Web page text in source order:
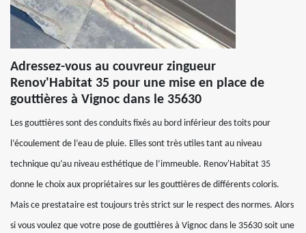
Adressez-vous au couvreur zingueur
Renov'Habitat 35 pour une mise en place de
gouttières à Vignoc dans le 35630
Les gouttières sont des conduits fixés au bord inférieur des toits pour
l’écoulement de l’eau de pluie. Elles sont très utiles tant au niveau
technique qu’au niveau esthétique de l’immeuble. Renov'Habitat 35
donne le choix aux propriétaires sur les gouttières de différents coloris.
Mais ce prestataire est toujours très strict sur le respect des normes. Alors
si vous voulez que votre pose de gouttières à Vignoc dans le 35630 soit une